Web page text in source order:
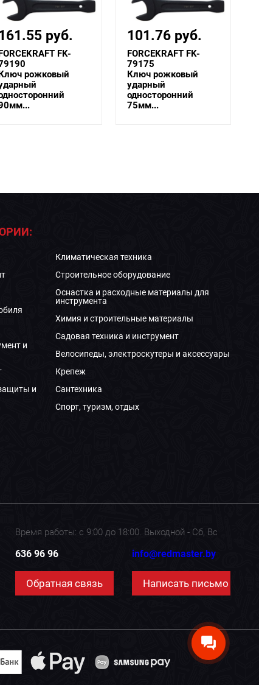
руб.
FK-
рожковый
94.08 руб.
FORCEKRAFT FK-
79170
Ключ рожковый
ударный
односторонний
70мм...
и
и
Климатическая техника
Строительное оборудование
Оснастка и расходные материалы для
инструмента
Химия и строительные материалы
Садовая техника и инструмент
Велосипеды, электроскутеры и аксессуары
Крепеж
Сантехника
Спорт, туризм, отдых
Время работы: с 9:00 до 18:00. Выходной - Сб, Вс
636 96 96
Обратная связь
info@redmaster.by
Написать письмо